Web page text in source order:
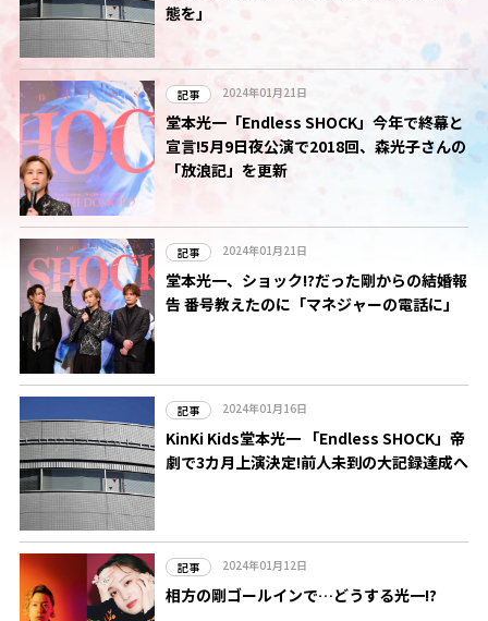
態を」
記事 2024年01月21日
堂本光一「Endless SHOCK」今年で終幕と
宣言!5月9日夜公演で2018回、森光子さんの
「放浪記」を更新
記事 2024年01月21日
堂本光一、ショック!?だった剛からの結婚報
告 番号教えたのに「マネジャーの電話に」
記事 2024年01月16日
KinKi Kids堂本光一 「Endless SHOCK」帝
劇で3カ月上演決定!前人未到の大記録達成へ
記事 2024年01月12日
相方の剛ゴールインで…どうする光一!?